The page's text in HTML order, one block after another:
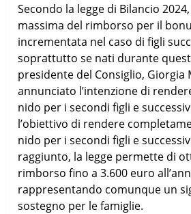
Secondo la legge di Bilancio
massima del rimborso per il
incrementata nel caso di figli
soprattutto se nati durante
presidente del Consiglio, Giorgia
annunciato l’intenzione di
nido per i secondi figli e
l’obiettivo di rendere
nido per i secondi figli e
raggiunto, la legge permette di
rimborso fino a 3.600 euro
rappresentando comunque un
sostegno per le famiglie.